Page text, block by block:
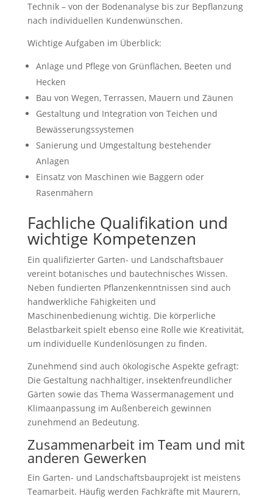
Technik – von der Bodenanalyse bis zur Bepflanzung
nach individuellen Kundenwünschen.
Wichtige Aufgaben im Überblick:
Anlage und Pflege von Grünflächen, Beeten und
Hecken
Bau von Wegen, Terrassen, Mauern und Zäunen
Gestaltung und Integration von Teichen und
Bewässerungssystemen
Sanierung und Umgestaltung bestehender
Anlagen
Einsatz von Maschinen wie Baggern oder
Rasenmähern
Fachliche Qualifikation und
wichtige Kompetenzen
Ein qualifizierter Garten- und Landschaftsbauer
vereint botanisches und bautechnisches Wissen.
Neben fundierten Pflanzenkenntnissen sind auch
handwerkliche Fähigkeiten und
Maschinenbedienung wichtig. Die körperliche
Belastbarkeit spielt ebenso eine Rolle wie Kreativität,
um individuelle Kundenlösungen zu finden.
Zunehmend sind auch ökologische Aspekte gefragt:
Die Gestaltung nachhaltiger, insektenfreundlicher
Gärten sowie das Thema Wassermanagement und
Klimaanpassung im Außenbereich gewinnen
zunehmend an Bedeutung.
Zusammenarbeit im Team und mit
anderen Gewerken
Ein Garten- und Landschaftsbauprojekt ist meistens
Teamarbeit. Häufig werden Fachkräfte mit Maurern,